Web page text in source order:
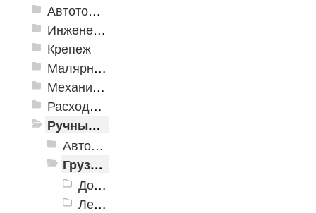
Автотовары
Инженерная сантехника и инструменты
Крепеж
Малярно-штукатурные инструменты
Механизированные инструменты
Расходные инструменты
Ручные инструменты
Автомобильные инструменты
Грузоподъёмное оборудование
Домкраты
Лебедки